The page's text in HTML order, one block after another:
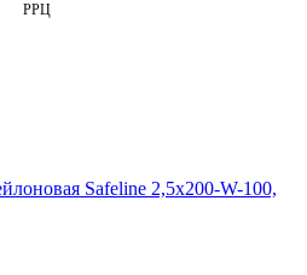
РРЦ
Safeline 2,5x200-W-100,